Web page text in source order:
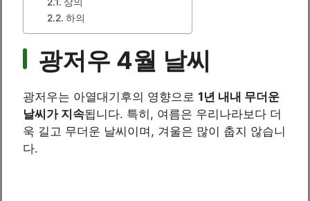
하의
광저우 4월 날씨
광저우는 아열대기후의 영향으로 1년 내내 무더운
날씨가 지속됩니다. 특히, 여름은 우리나라보다 더
욱 길고 무더운 날씨이며, 겨울은 많이 춥지 않습니
다.